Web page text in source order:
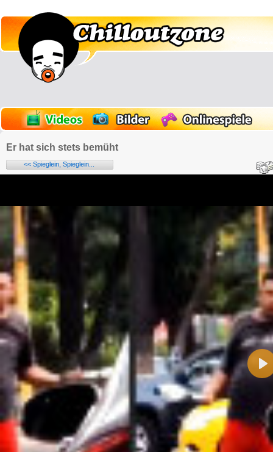
Er hat sich stets bemüht
<< Spieglein, Spieglein...
Name:
E-Mail-Adresse (optional):
Kommentar: